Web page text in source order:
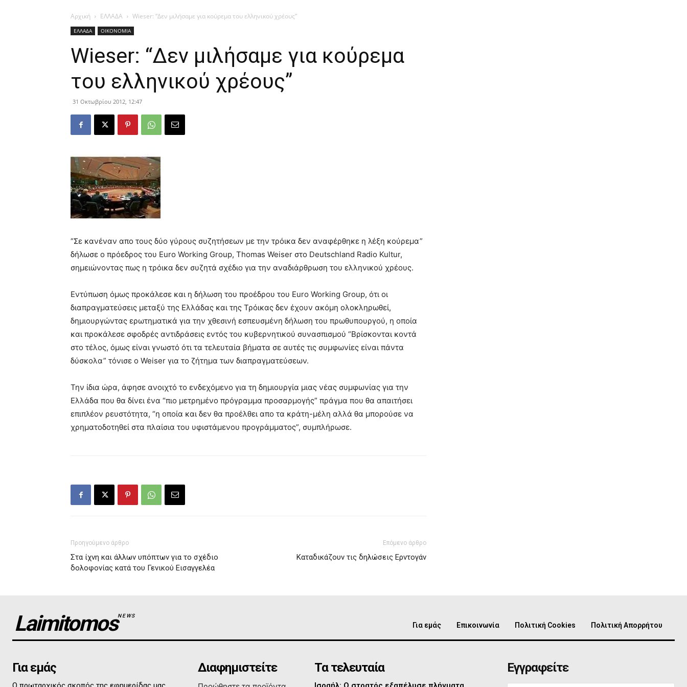
Αρχική ΕΛΛΑΔΑ Wieser: “Δεν μιλήσαμε για κούρεμα του ελληνικού χρέους”
ΕΛΛΑΔΑ ΟΙΚΟΝΟΜΙΑ
Wieser: “Δεν μιλήσαμε για κούρεμα
του ελληνικού χρέους”
31 Οκτωβρίου 2012, 12:47
“Σε κανέναν απο τους δύο γύρους συζητήσεων με την τρόικα δεν αναφέρθηκε η λέξη κούρεμα”
δήλωσε ο πρόεδρος του Euro Working Group, Thomas Weiser στο Deutschland Radio Kultur,
σημειώνοντας πως η τρόικα δεν συζητά σχέδιο για την αναδιάρθρωση του ελληνικού χρέους.
Εντύπωση όμως προκάλεσε και η δήλωση του προέδρου του Euro Working Group, ότι οι
διαπραγματεύσεις μεταξύ της Ελλάδας και της Τρόικας δεν έχουν ακόμη ολοκληρωθεί,
δημιουργώντας ερωτηματικά για την χθεσινή εσπευσμένη δήλωση του πρωθυπουργού, η οποία
και προκάλεσε σφοδρές αντιδράσεις εντός του κυβερνητικού συνασπισμού “Βρίσκονται κοντά
στο τέλος, όμως είναι γνωστό ότι τα τελευταία βήματα σε αυτές τις συμφωνίες είναι πάντα
δύσκολα” τόνισε ο Weiser για το ζήτημα των διαπραγματεύσεων.
Την ίδια ώρα, άφησε ανοιχτό το ενδεχόμενο για τη δημιουργία μιας νέας συμφωνίας για την
Ελλάδα που θα δίνει ένα “πιο μετρημένο πρόγραμμα προσαρμογής” πράγμα που θα απαιτήσει
επιπλέον ρευστότητα, “η οποία και δεν θα προέλθει απο τα κράτη-μέλη αλλά θα μπορούσε να
χρηματοδοτηθεί στα πλαίσια του υφιστάμενου προγράμματος”, συμπλήρωσε.
Προηγούμενο άρθρο
Στα ίχνη και άλλων υπόπτων για το σχέδιο
δολοφονίας κατά του Γενικού Εισαγγελέα
Επόμενο άρθρο
Καταδικάζουν τις δηλώσεις Ερντογάν
LaimitomosNEWS
Για εμάς Επικοινωνία Πολιτική Cookies Πολιτική Απορρήτου
Για εμάς Διαφημιστείτε Τα τελευταία Εγγραφείτε